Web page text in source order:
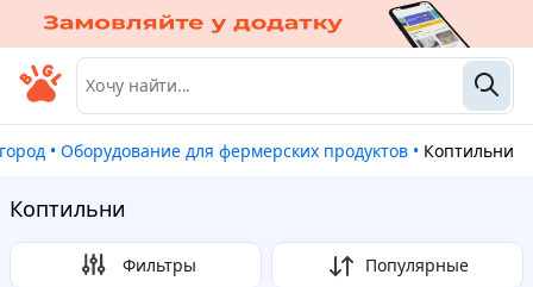
• Оборудование для фермерских продуктов • Коптильни
Коптильни
Фильтры Популярные